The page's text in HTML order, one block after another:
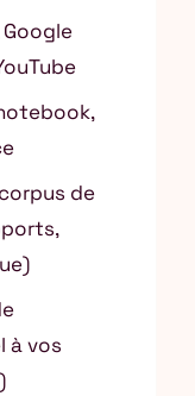
Google
de
à vos